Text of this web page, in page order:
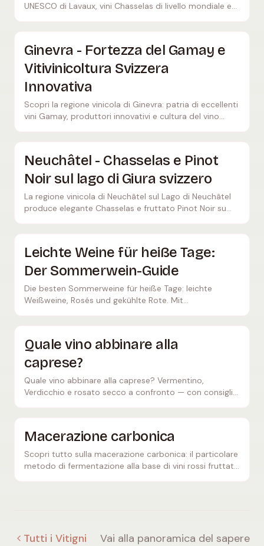
UNESCO di Lavaux, vini Chasselas di livello mondiale e
Ginevra - Fortezza del Gamay e
Vitivinicoltura Svizzera
Innovativa
Scopri la regione vinicola di Ginevra: patria di eccellenti
vini Gamay, produttori innovativi e cultura del vino
Neuchâtel - Chasselas e Pinot
Noir sul lago di Giura svizzero
La regione vinicola di Neuchâtel sul Lago di Neuchâtel
produce elegante Chasselas e fruttato Pinot Noir su
Leichte Weine für heiße Tage:
Der Sommerwein-Guide
Die besten Sommerweine für heiße Tage: leichte
Weißweine, Rosés und gekühlte Rote. Mit
Quale vino abbinare alla
caprese?
Quale vino abbinare alla caprese? Vermentino,
Verdicchio e rosato secco a confronto — con consigli
Macerazione carbonica
Scopri tutto sulla macerazione carbonica: il particolare
metodo di fermentazione alla base di vini rossi fruttati
Tutti i Vitigni Vai alla panoramica del sapere